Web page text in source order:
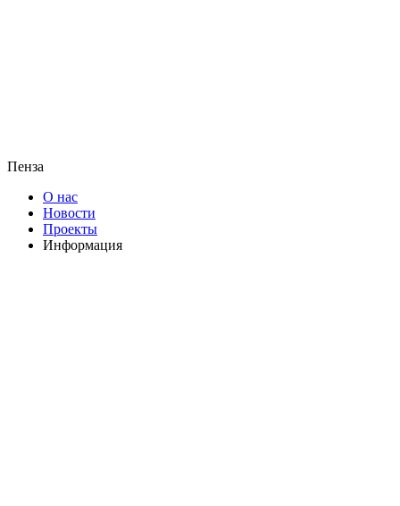
Пенза
О нас
Новости
Проекты
Информация